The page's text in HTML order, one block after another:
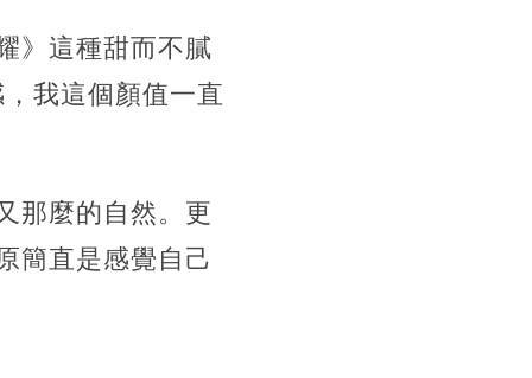
》這種甜而不膩
我這個顏值一直
那麼的自然。更
簡直是感覺自己